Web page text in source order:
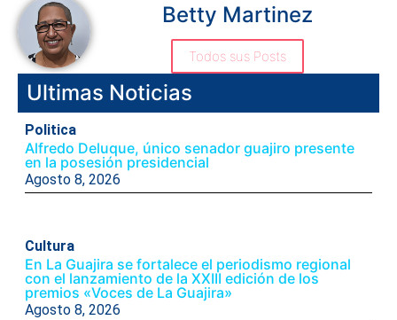
Betty Martinez
Todos sus Posts
Ultimas Noticias
Politica
Alfredo Deluque, único senador guajiro presente
en la posesión presidencial
Agosto 8, 2026
Cultura
En La Guajira se fortalece el periodismo regional
con el lanzamiento de la XXIII edición de los
premios «Voces de La Guajira»
Agosto 8, 2026